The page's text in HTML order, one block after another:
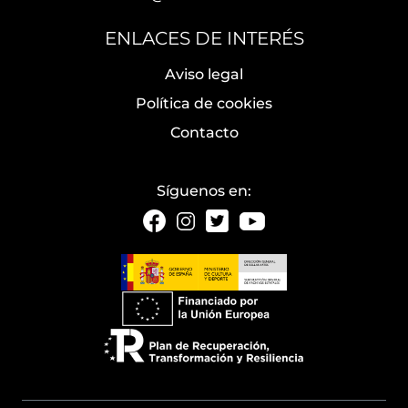
ENLACES DE INTERÉS
Aviso legal
Política de cookies
Contacto
Síguenos en: